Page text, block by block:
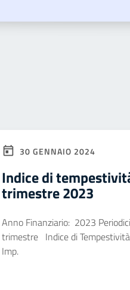
30 GENNAIO 2024
Indice di
trimestre 2023
Anno Finanziario: 2023
trimestre Indice di
Imp.